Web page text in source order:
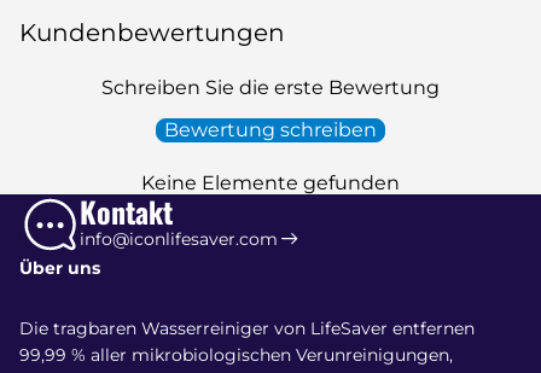
Kundenbewertungen
Schreiben Sie die erste Bewertung
Bewertung schreiben
Keine Elemente gefunden
Kontakt
info@iconlifesaver.com
Über uns
Die tragbaren Wasserreiniger von LifeSaver entfernen
99,99 % aller mikrobiologischen Verunreinigungen,